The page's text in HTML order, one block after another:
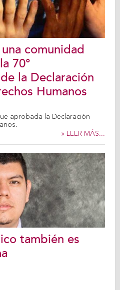
comunidad
70°
la Declaración
Humanos
aprobada la Declaración
» LEER MÁS...
también es